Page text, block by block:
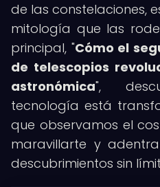
de las constelaciones,
mitología que las
principal, "Cómo el
de telescopios
astronómica",
tecnología está
que observamos el
maravillarte y
descubrimientos sin